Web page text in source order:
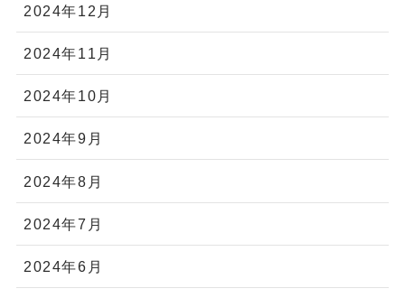
2024年12月
2024年11月
2024年10月
2024年9月
2024年8月
2024年7月
2024年6月